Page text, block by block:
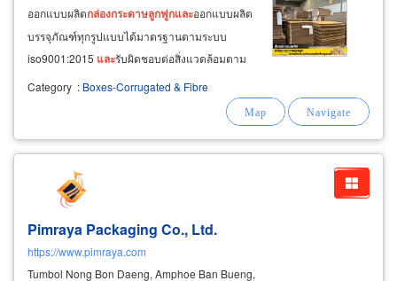
ออกแบบผลิตกล่องกระดาษลูกฟูกและออกแบบผลิต
บรรจุภัณฑ์ทุกรูปแบบได้มาตรฐานตามระบบ
iso9001:2015 และรับผิดชอบต่อสิ่งแวดล้อมตาม
มาตรฐาน iso14001:2015 ผู้ผลิตกล่องกระดาษ
ลูกฟูก
จากกระดาษลูกฟูกลอนซี
Category : Boxes-Corrugated & Fibre
Pimraya Packaging Co., Ltd.
https://www.pimraya.com
Tumbol Nong Bon Daeng, Amphoe Ban Bueng,